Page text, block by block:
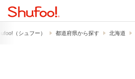
（シュフー） 都道府県から探す 北海道